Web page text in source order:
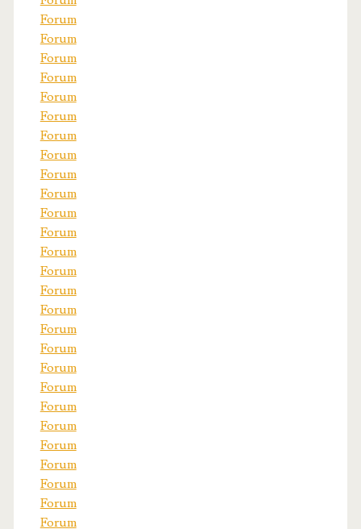
Forum
Forum
Forum
Forum
Forum
Forum
Forum
Forum
Forum
Forum
Forum
Forum
Forum
Forum
Forum
Forum
Forum
Forum
Forum
Forum
Forum
Forum
Forum
Forum
Forum
Forum
Forum